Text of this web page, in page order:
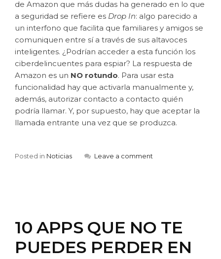
de Amazon que más dudas ha generado en lo que
a seguridad se refiere es Drop In: algo parecido a
un interfono que facilita que familiares y amigos se
comuniquen entre sí a través de sus altavoces
inteligentes. ¿Podrían acceder a esta función los
ciberdelincuentes para espiar? La respuesta de
Amazon es un NO rotundo. Para usar esta
funcionalidad hay que activarla manualmente y,
además, autorizar contacto a contacto quién
podría llamar. Y, por supuesto, hay que aceptar la
llamada entrante una vez que se produzca.
Posted in Noticias Leave a comment
10 APPS QUE NO TE
PUEDES PERDER EN